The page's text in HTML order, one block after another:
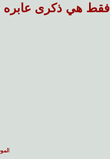
فقط هي ذكرى عابره